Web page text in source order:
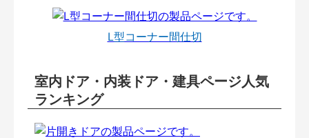
L型コーナー間仕切
室内ドア・内装ドア・建具ページ人気
ランキング